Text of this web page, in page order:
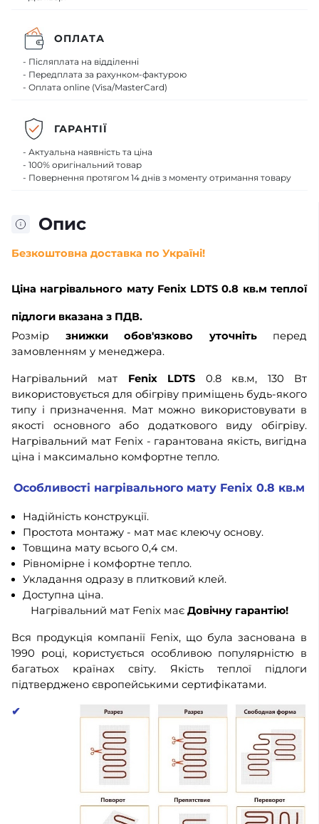
Опис
Безкоштовна доставка по Україні!
Ціна нагрівального мату Fenix LDTS 0.8 кв.м теплої
підлоги вказана з ПДВ.
Розмір знижки обов'язково уточнітьперед
замовленням у менеджера.
Нагрівальний мат Fenix LDTS 0.8 кв.м, 130 Вт
використовується для обігріву приміщень будь-якого
типу і призначення. Мат можно використовувати в
якості основного або додаткового виду обігріву.
Нагрівальний мат Fenix - гарантована якість, вигідна
ціна і максимально комфортне тепло.
Особливості нагрівального мату Fenix 0.8 кв.м
Надійність конструкції.
Простота монтажу - мат має клеючу основу.
Товщина мату всього 0,4 см.
Рівномірне і комфортне тепло.
Укладання одразу в плитковий клей.
Доступна ціна.
Нагрівальний мат Fenix має Довічну гарантію!
Вся продукція компанії Fenix, що була заснована в
1990 році, користується особливою популярністю в
багатьох країнах світу. Якість теплої підлоги
підтверджено європейськими сертифікатами.
✔
ОПЛАТА
- Післяплата на відділенні
- Передплата за рахунком-фактурою
- Оплата online (Visa/MasterCard)
ГАРАНТІЇ
- Актуальна наявність та ціна
- 100% оригінальний товар
- Повернення протягом 14 днів з моменту отримання товару